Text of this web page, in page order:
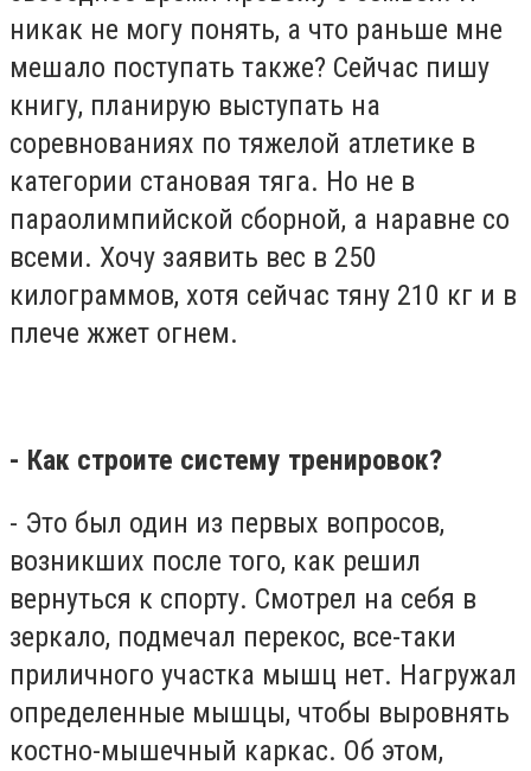
никак не могу понять, а что раньше мне
мешало поступать также? Сейчас пишу
книгу, планирую выступать на
соревнованиях по тяжелой атлетике в
категории становая тяга. Но не в
параолимпийской сборной, а наравне со
всеми. Хочу заявить вес в 250
килограммов, хотя сейчас тяну 210 кг и в
плече жжет огнем.
- Как строите систему тренировок?
- Это был один из первых вопросов,
возникших после того, как решил
вернуться к спорту. Смотрел на себя в
зеркало, подмечал перекос, все-таки
приличного участка мышц нет. Нагружал
определенные мышцы, чтобы выровнять
костно-мышечный каркас. Об этом,